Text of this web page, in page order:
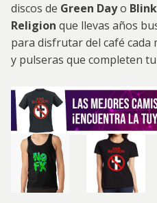
discos de Green Dayo
Religion que llevas años
para disfrutar del café cada
y pulseras que completen tu